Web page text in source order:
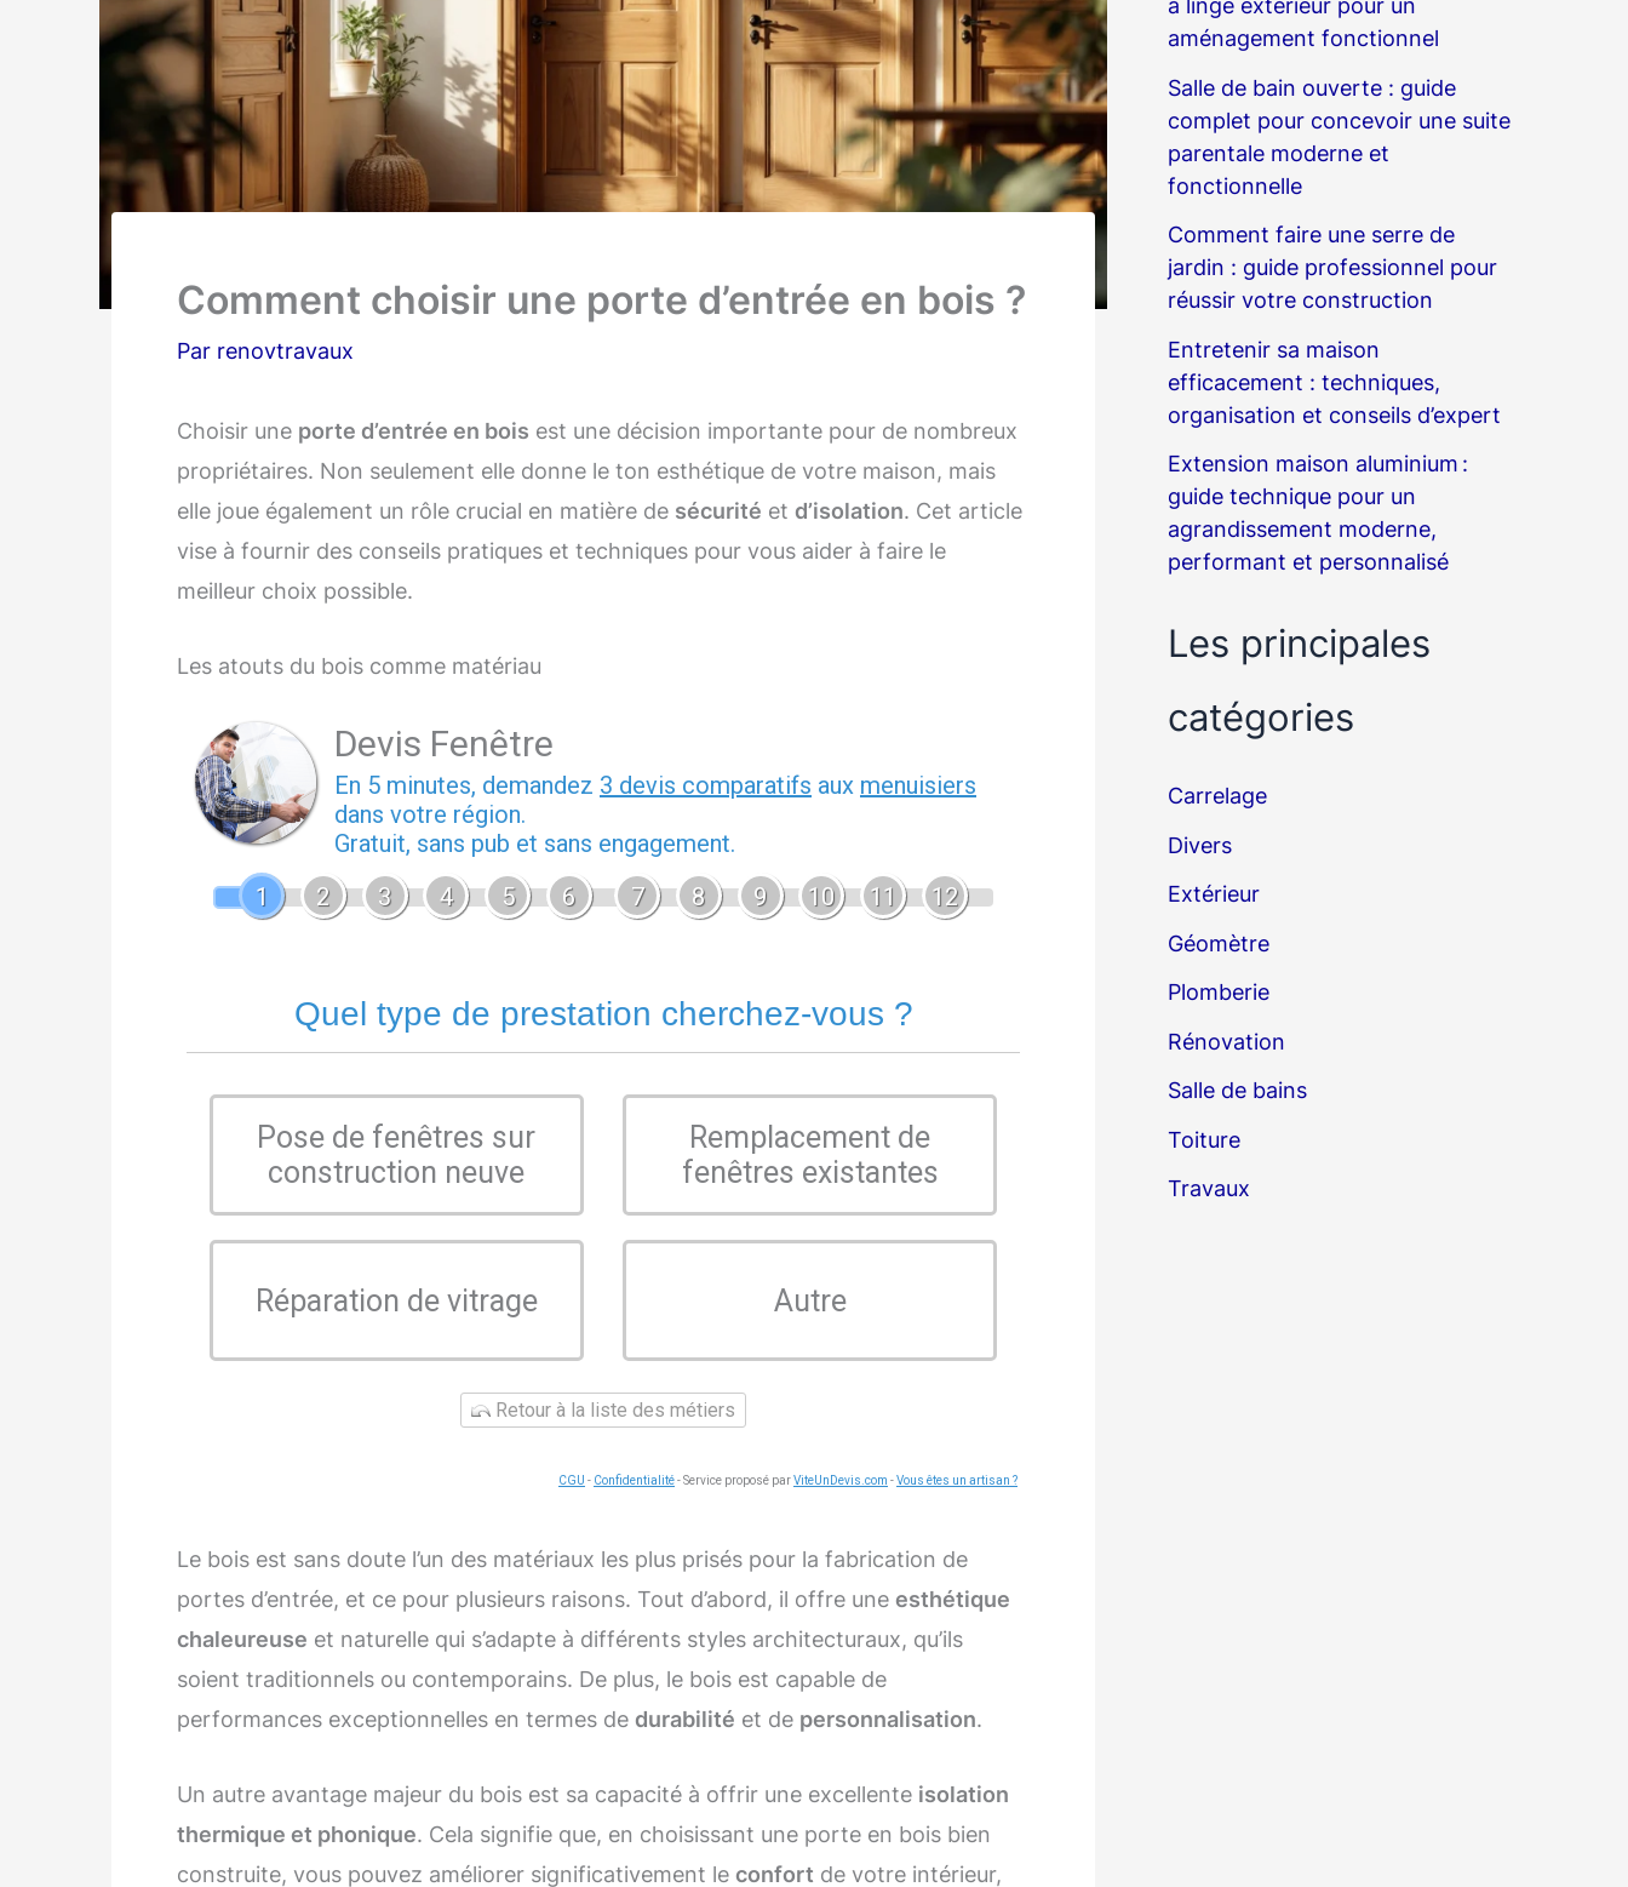
Comment choisir une porte d’entrée en bois ?
Par renovtravaux
Choisir une porte d’entrée en bois est une décision importante pour de nombreux
propriétaires. Non seulement elle donne le ton esthétique de votre maison, mais
elle joue également un rôle crucial en matière de sécurité et d’isolation. Cet article
vise à fournir des conseils pratiques et techniques pour vous aider à faire le
meilleur choix possible.
Les atouts du bois comme matériau
Devis Fenêtre
En 5 minutes, demandez 3 devis comparatifs aux menuisiers
dans votre région.
Gratuit, sans pub et sans engagement.
1
2 3 4 5 6 7 8 9 10 11 12
Quel type de prestation cherchez-vous ?
Pose de fenêtres sur
construction neuve
Remplacement de
fenêtres existantes
Réparation de vitrage Autre
Retour à la liste des métiers
CGU - Confidentialité- Service proposé parViteUnDevis.com -Vous êtes un artisan ?
Le bois est sans doute l’un des matériaux les plus prisés pour la fabrication de
portes d’entrée, et ce pour plusieurs raisons. Tout d’abord, il offre une esthétique
chaleureuse et naturelle qui s’adapte à différents styles architecturaux, qu’ils
soient traditionnels ou contemporains. De plus, le bois est capable de
performances exceptionnelles en termes de durabilité et de personnalisation.
Un autre avantage majeur du bois est sa capacité à offrir une excellente isolation
thermique et phonique. Cela signifie que, en choisissant une porte en bois bien
construite, vous pouvez améliorer significativement le confort de votre intérieur,
à linge extérieur pour un
aménagement fonctionnel
Salle de bain ouverte : guide
complet pour concevoir une suite
parentale moderne et
fonctionnelle
Comment faire une serre de
jardin : guide professionnel pour
réussir votre construction
Entretenir sa maison
efficacement : techniques,
organisation et conseils d’expert
Extension maison aluminium :
guide technique pour un
agrandissement moderne,
performant et personnalisé
Les principales
catégories
Carrelage
Divers
Extérieur
Géomètre
Plomberie
Rénovation
Salle de bains
Toiture
Travaux